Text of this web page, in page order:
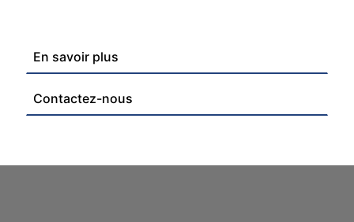
En savoir plus
Contactez-nous